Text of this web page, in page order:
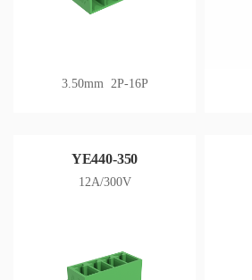
3.50mm 2P-16P
YE440-350
12A/300V